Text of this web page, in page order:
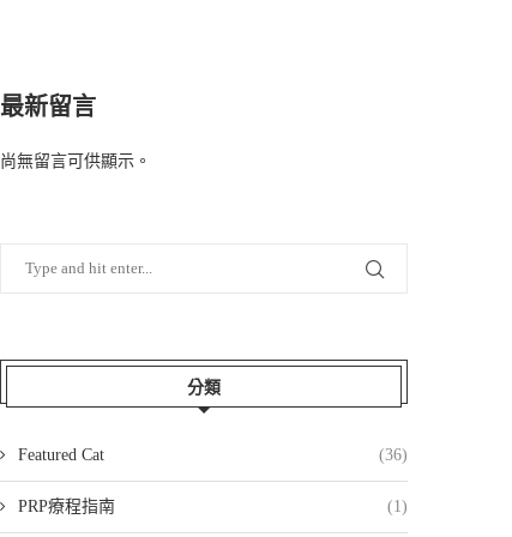
最新留言
尚無留言可供顯示。
分類
Featured Cat (36)
PRP療程指南 (1)